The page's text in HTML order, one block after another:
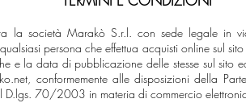
la società Marakò S.r.l. con sede legale
persona che effettua acquisti online sul
e la data di pubblicazione delle stesse sul sito
, conformemente alle disposizioni della
70/2003 in materia di commercio